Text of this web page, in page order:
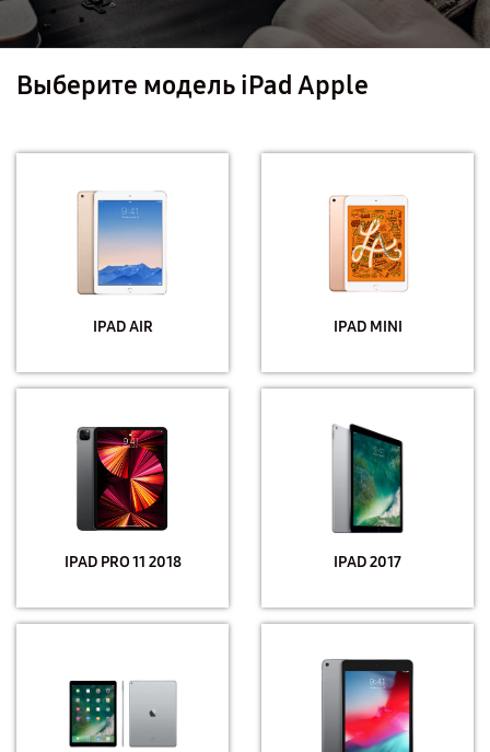
Выберите модель iPad Apple
IPAD AIR IPAD MINI
IPAD PRO 11 2018 IPAD 2017